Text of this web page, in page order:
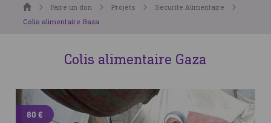
AccueilFaire un don Projets
Securite Alimentaire
Colis alimentaire Gaza
Colis alimentaire Gaza
80 €